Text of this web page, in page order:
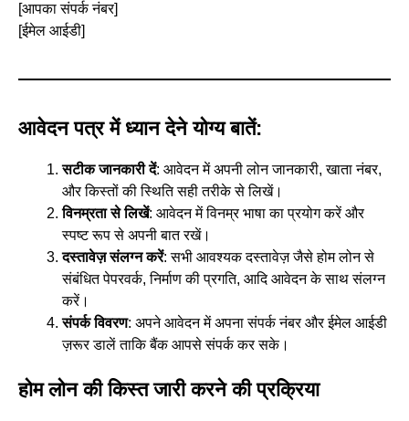
[आपका संपर्क नंबर]
[ईमेल आईडी]
आवेदन पत्र में ध्यान देने योग्य बातें:
सटीक जानकारी दें: आवेदन में अपनी लोन जानकारी, खाता नंबर,
और किस्तों की स्थिति सही तरीके से लिखें।
विनम्रता से लिखें: आवेदन में विनम्र भाषा का प्रयोग करें और
स्पष्ट रूप से अपनी बात रखें।
दस्तावेज़ संलग्न करें: सभी आवश्यक दस्तावेज़ जैसे होम लोन से
संबंधित पेपरवर्क, निर्माण की प्रगति, आदि आवेदन के साथ संलग्न
करें।
संपर्क विवरण: अपने आवेदन में अपना संपर्क नंबर और ईमेल आईडी
ज़रूर डालें ताकि बैंक आपसे संपर्क कर सके।
होम लोन की किस्त जारी करने की प्रक्रिया